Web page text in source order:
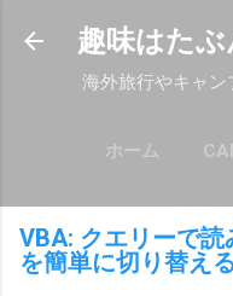
スキップし
趣味はた
海外旅行やキャン
ホーム
もっと
VBA: クエリーで
を簡単に切り替え